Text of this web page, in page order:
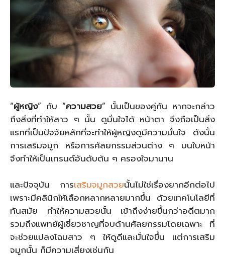
“ผู้หญิง” กับ “ความสวย” นั้นเป็นของคู่กัน หากจะกล่าว
ถึงสิ่งที่ทำให้สาว ๆ นั้น ดูมั่นใจได้ หน้าตา จึงถือเป็นสิ่ง
แรกที่เป็นปัจจัยหลักที่จะทำให้ผู้หญิงดูมีความมั่นใจ ดังนั้น
การเสริมจมูก หรือการศัลยกรรมส่วนต่าง ๆ บนใบหน้า
จึงทำให้เป็นเทรนด์อันดับต้น ๆ ครองใจมานาน
และปัจจุบัน การเสริมจมูกสวยนั้นไม่ใช่เรื่องยากอีกต่อไป
เพราะมีคลินิกให้เลือกหลากหลายมากขึ้น ด้วยเทคโนโลยีที่
ทันสมัย ทำให้ความสวยนั้น เข้าถึงง่ายขึ้นกว่าอดีตมาก
รวมถึงแพทย์ผู้เชี่ยวชาญที่จบด้านศัลยกรรมโดยเฉพาะ ที่
จะช่วยแปลงโฉมสาว ๆ ให้ดูดีและมั่นใจขึ้น แต่การเสริม
จมูกนั้น ก็มีความเสี่ยงเช่นกัน